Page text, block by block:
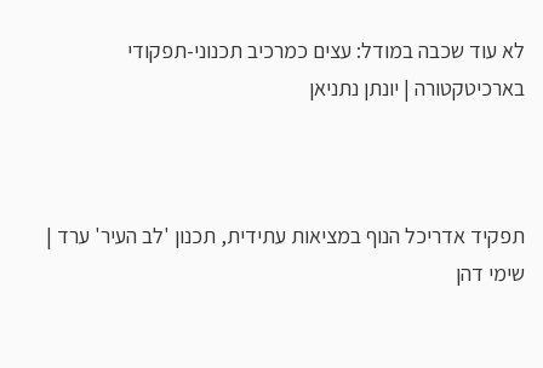
לא עוד שכבה במודל: עצים כמרכיב תכנוני-תפקודי
בארכיטקטורה | יונתן נתניאן
תפקיד אדריכל הנוף במציאות עתידית, תכנון 'לב העיר' ערד |
שימי דהן